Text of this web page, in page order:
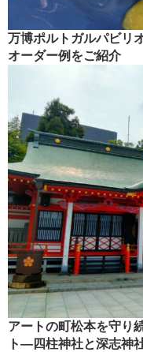
万博ポルトガルパビリ
オーダー例をご紹介
アートの町松本を守り
ト―四柱神社と深志神